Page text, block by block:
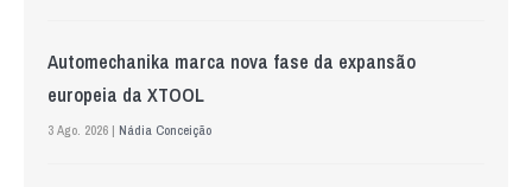
Automechanika marca nova fase da expansão
europeia da XTOOL
3 Ago. 2026 | Nádia Conceição